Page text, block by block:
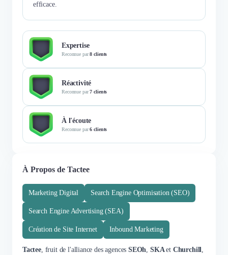
efficace.
Expertise
Reconnue par8 clients
Réactivité
Reconnue par7 clients
À l'écoute
Reconnue par6 clients
À Propos de Tactee
Marketing Digital Search Engine Optimisation (SEO)
Search Engine Advertising (SEA)
Création de Site Internet Inbound Marketing
Tactee, fruit de l'alliance des agencesSEOh SKAet Churchill